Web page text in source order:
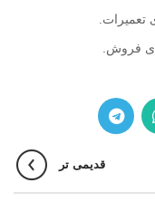
تعمیرات.
فروش.
قدیمی تر